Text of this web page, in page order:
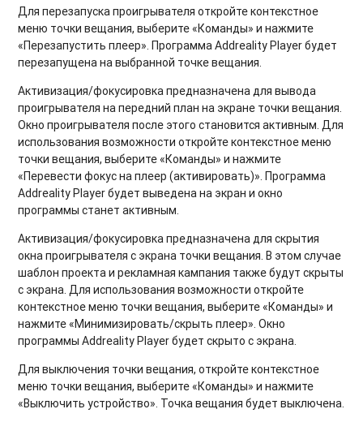
Дляперезапуска проигрывателя откройте контекстное
меню точки вещания, выберите «Команды» и нажмите
«Перезапустить плеер». Программа Addreality Player будет
перезапущена на выбранной точке вещания.
Активизация/фокусировкапредназначена для вывода
проигрывателя на передний план на экране точки вещания.
Окно проигрывателя после этого становится активным. Для
использования возможности откройте контекстное меню
точки вещания, выберите «Команды» и нажмите
«Перевести фокус на плеер (активировать)». Программа
Addreality Player будет выведена на экран и окно
программы станет активным.
Активизация/фокусировкапредназначена для скрытия
окна проигрывателя с экрана точки вещания. В этом случае
шаблон проекта и рекламная кампания также будут скрыты
с экрана. Для использования возможности откройте
контекстное меню точки вещания, выберите «Команды» и
нажмите «Минимизировать/скрыть плеер». Окно
программы Addreality Player будет скрыто с экрана.
Длявыключения точки вещания, откройте контекстное
меню точки вещания, выберите «Команды» и нажмите
«Выключить устройство». Точка вещания будет выключена.